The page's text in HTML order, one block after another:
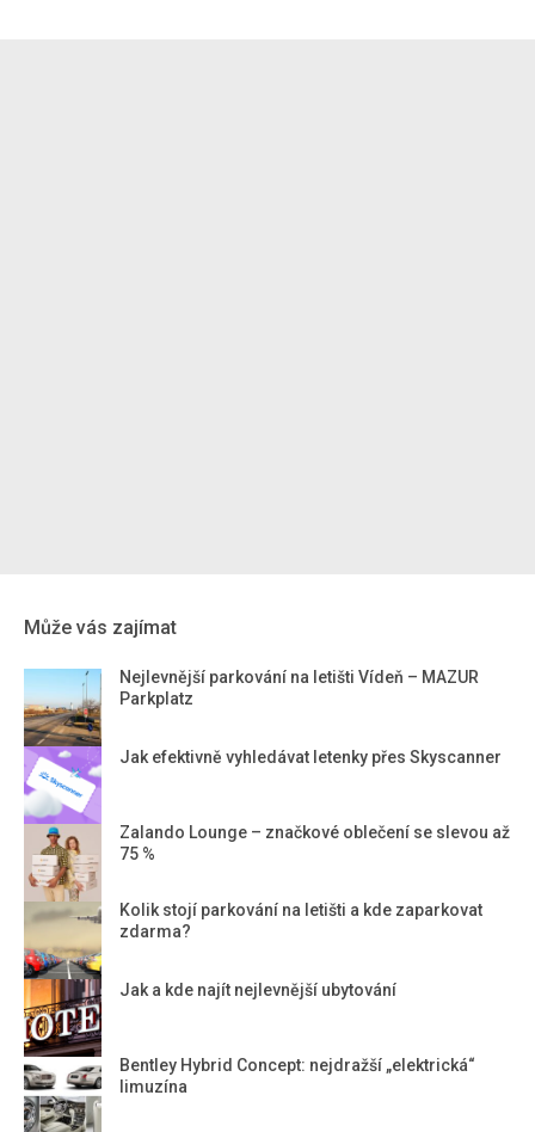
Může vás zajímat
Nejlevnější parkování na letišti Vídeň – MAZUR
Parkplatz
Jak efektivně vyhledávat letenky přes Skyscanner
Zalando Lounge – značkové oblečení se slevou až
75 %
Kolik stojí parkování na letišti a kde zaparkovat
zdarma?
Jak a kde najít nejlevnější ubytování
Bentley Hybrid Concept: nejdražší „elektrická“
limuzína